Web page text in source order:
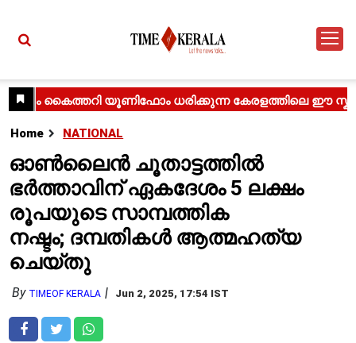
Home NATIONAL
ഓൺലൈൻ ചൂതാട്ടത്തിൽ
ഭർത്താവിന് ഏകദേശം 5 ലക്ഷം
രൂപയുടെ സാമ്പത്തിക
നഷ്ടം; ദമ്പതികൾ ആത്മഹത്യ
ചെയ്തു
By TIMEOF KERALA Jun 2, 2025, 17:54 IST